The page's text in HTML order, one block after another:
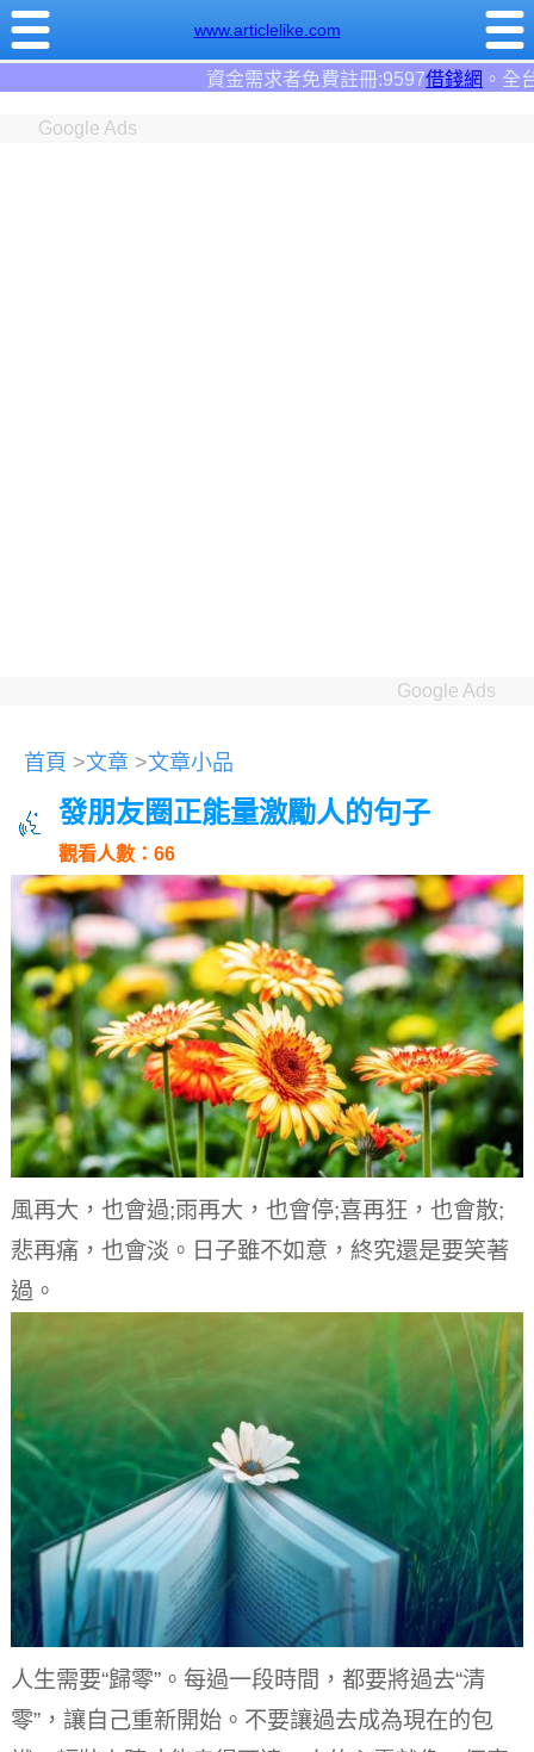
www.articlelike.com
借錢網。全台前三大借錢網站！
Google Ads
Google Ads
首頁 >文章 >文章小品
發朋友圈正能量激勵人的句子
觀看人數：66
風再大，也會過;雨再大，也會停;喜再狂，也會散;
悲再痛，也會淡。 日子雖不如意，終究還是要笑著
過。
人生需要“歸零”。 每過一段時間，都要將過去“清
零”，讓自己重新開始。 不要讓過去成為現在的包